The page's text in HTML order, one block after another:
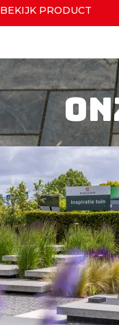
BEKIJK PRODUCT